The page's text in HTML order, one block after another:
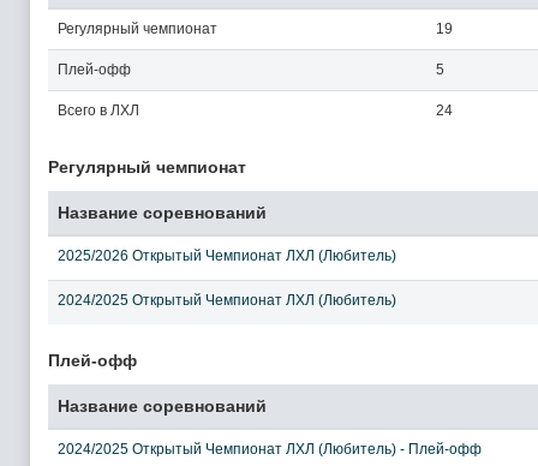
Регулярный чемпионат 19
Плей-офф 5
Всего в ЛХЛ 24
Регулярный чемпионат
Название соревнований
2025/2026 Открытый Чемпионат ЛХЛ (Любитель)
2024/2025 Открытый Чемпионат ЛХЛ (Любитель)
Плей-офф
Название соревнований
2024/2025 Открытый Чемпионат ЛХЛ (Любитель) - Плей-офф